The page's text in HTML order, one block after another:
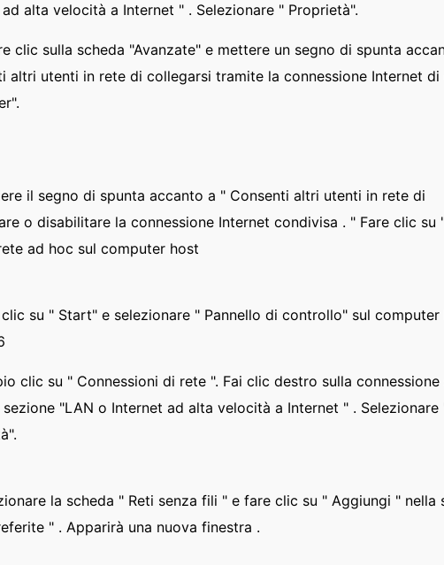
alta velocità a Internet " . Selezionare " Proprietà".
clic sulla scheda "Avanzate" e mettere un segno di spunta
altri utenti in rete di collegarsi tramite la connessione Internet di
il segno di spunta accanto a " Consenti altri utenti in rete di
o disabilitare la connessione Internet condivisa . " Fare clic su
ad hoc sul computer host
clic su " Start" e selezionare " Pannello di controllo" sul computer
clic su " Connessioni di rete ". Fai clic destro sulla connessione
"LAN o Internet ad alta velocità a Internet " . Selezionare
la scheda " Reti senza fili " e fare clic su " Aggiungi " nella
" . Apparirà una nuova finestra .